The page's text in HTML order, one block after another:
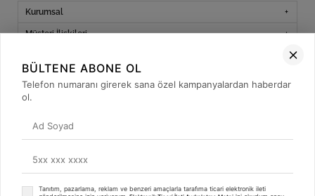
Kurumsal
Müşteri İlişkileri
Sosyal Medya
BÜLTENE ABONE OL
Telefon numaranı girerek sana özel kampanyalardan haberdar
ol.
Tanıtım, pazarlama, reklam ve benzeri amaçlarla tarafıma ticari elektronik ileti